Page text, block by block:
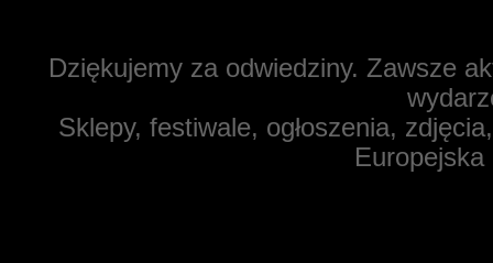
Dziękujemy za odwiedziny. Zawsze
Sklepy, festiwale, ogłoszenia,